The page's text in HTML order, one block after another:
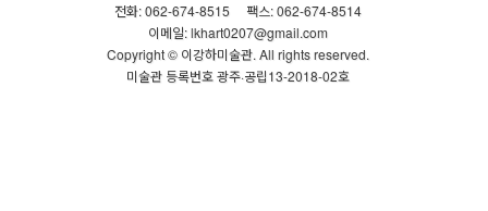
전화: 062-674-8515
팩스: 062-674-8514
이메일: lkhart0207@gmail.com
Copyright © 이강하미술관. All rights reserved.
미술관 등록번호 광주·공립13-2018-02호